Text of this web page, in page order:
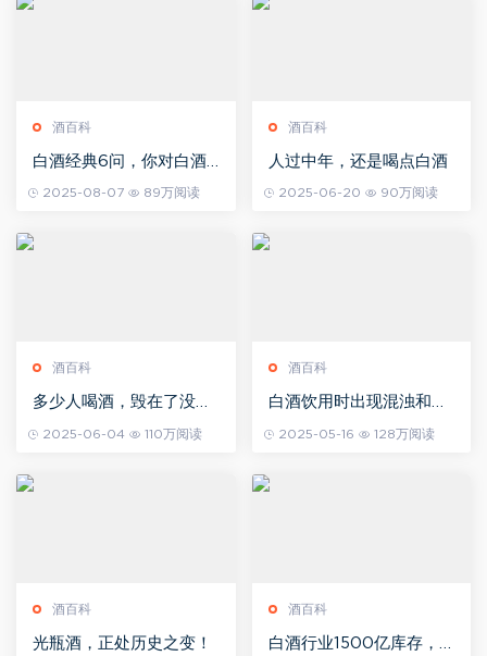
酒百科
白酒经典6问，你对白酒
2025-08-07 89万阅读
酒百科
人过中年，还是喝点白酒
2025-06-20 90万阅读
酒百科
多少人喝酒，毁在了没有
2025-06-04 110万阅读
酒百科
白酒饮用时出现混浊和沉
了吗？
2025-05-16 128万阅读
酒百科
光瓶酒，正处历史之变！
酒百科
白酒行业1500亿库存，